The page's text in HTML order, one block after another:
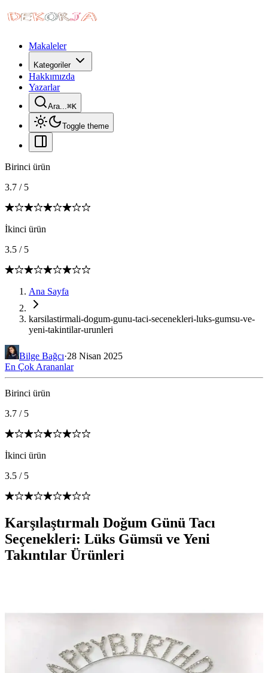
Makaleler
Kategoriler
Hakkımızda
Yazarlar
Ara...⌘K
Toggle theme
Birinci ürün
3.7 / 5
İkinci ürün
3.5 / 5
Ana Sayfa
karsilastirmali-dogum-gunu-taci-secenekleri-luks-gumsu-ve-
yeni-takintilar-urunleri
Bilge Bağcı·28 Nisan 2025
En Çok Arananlar
Birinci ürün
3.7 / 5
İkinci ürün
3.5 / 5
Karşılaştırmalı Doğum Günü Tacı
Seçenekleri: Lüks Gümsü ve Yeni
Takıntılar Ürünleri